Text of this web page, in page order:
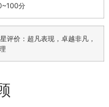
分
评价：超凡表现，卓越非凡，